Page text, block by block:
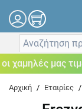
χαμηλές μας
Αρχική / Εταιρίες /